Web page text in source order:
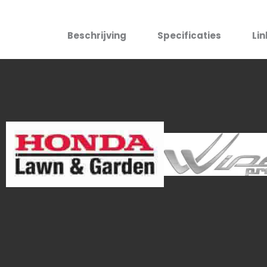
Beschrijving Specificaties